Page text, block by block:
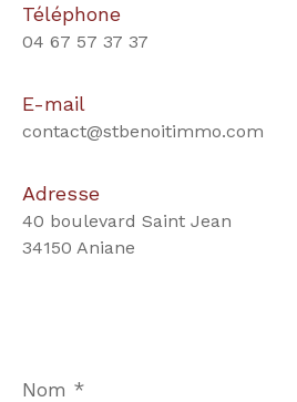
Téléphone
04 67 57 37 37
E-mail
contact@stbenoitimmo.com
Adresse
40 boulevard Saint Jean
34150 Aniane
*